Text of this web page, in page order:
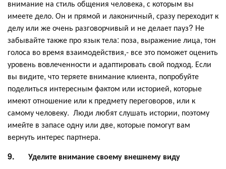
внимание на стиль общения человека, с которым вы
имеете дело. Он и прямой и лаконичный, сразу переходит к
делу или же очень разговорчивый и не делает пауз? Не
забывайте также про язык тела: поза, выражение лица, тон
голоса во время взаимодействия,- все это поможет оценить
уровень вовлеченности и адаптировать свой подход. Если
вы видите, что теряете внимание клиента, попробуйте
поделиться интересным фактом или историей, которые
имеют отношение или к предмету переговоров, или к
самому человеку. Люди любят слушать истории, поэтому
имейте в запасе одну или две, которые помогут вам
вернуть интерес партнера.
9. Уделите внимание своему внешнему виду